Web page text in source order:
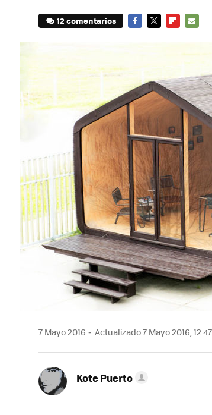
12 comentarios
7 Mayo 2016 Actualizado 7 Mayo 2016, 12:47
Kote Puerto